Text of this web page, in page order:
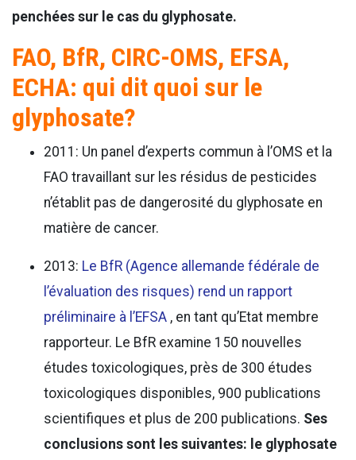
penchées sur le cas du glyphosate.
FAO, BfR, CIRC-OMS, EFSA,
ECHA: qui dit quoi sur le
glyphosate?
2011: Un panel d’experts commun à l’OMS et la
FAO travaillant sur les résidus de pesticides
n’établit pas de dangerosité du glyphosate en
matière de cancer.
2013: Le BfR (Agence allemande fédérale de
l’évaluation des risques) rend un rapport
préliminaire à l’EFSA , en tant qu’Etat membre
rapporteur. Le BfR examine 150 nouvelles
études toxicologiques, près de 300 études
toxicologiques disponibles, 900 publications
scientifiques et plus de 200 publications. Ses
conclusions sont les suivantes: le glyphosate